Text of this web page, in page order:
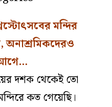
মন্দির
দশক থেকেই তো
কত গেয়েছি।